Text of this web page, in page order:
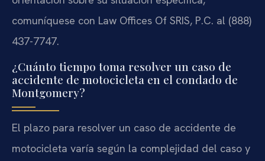
comuníquese con Law Offices Of SRIS, P.C. al (888)
437-7747.
¿Cuánto tiempo toma resolver un caso de
accidente de motocicleta en el condado de
Montgomery?
El plazo para resolver un caso de accidente de
motocicleta varía según la complejidad del caso y